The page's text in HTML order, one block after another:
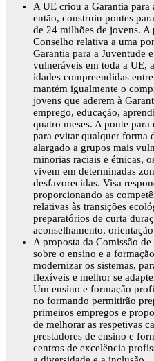
A UE criou a Garantia para
então, construiu pontes
de 24 milhões de jovens. A
Conselho relativa a uma
Garantia para a Juventude
vulneráveis em toda a UE,
idades compreendidas
mantém igualmente o
jovens que aderem à
emprego, educação,
quatro meses. A ponte
para evitar qualquer forma
alargado a grupos mais
minorias raciais e étnicas,
vivem em determinadas
desfavorecidas. Visa
proporcionando as
relativas às transições
preparatórios de curta
aconselhamento,
A proposta da Comissão
sobre o ensino e a
modernizar os sistemas,
flexíveis e melhor se
Um ensino e formação
no formando permitirão
primeiros empregos e
de melhorar as respetivas
prestadores de ensino e
centros de excelência